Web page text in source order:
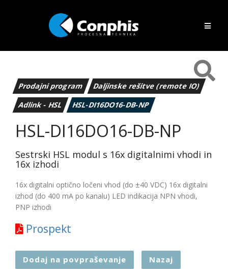
Prodajni program
Daljinske rešitve (remote IO)
Adlink - HSL
HSL-DI16DO16-DB-NP
HSL-DI16DO16-DB-NP
Sestrski HSL modul s 16x digitalnimi vhodi in
16x izhodi
16x digitalni optično ločeni vhod (do ±40 VDC) 16x digitalni
izhod (do 400 mA po kanalu) LED indikacija NPN vhodi,
PNP izhodi
Prospekt
Dodaj na povpraševanje Nazaj